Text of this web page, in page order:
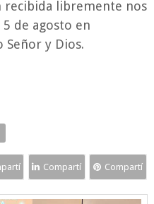
recibida libremente nos
de agosto en
Señor y Dios.
Compartí Compartí